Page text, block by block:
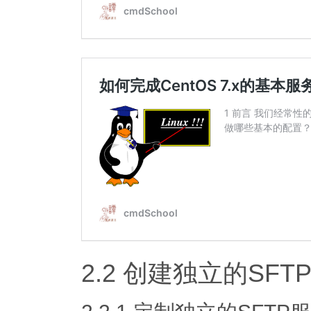
2.2 创建独立的